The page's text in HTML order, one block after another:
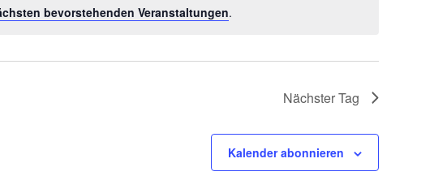
bevorstehenden Veranstaltungen.
Nächster Tag
Kalender abonnieren